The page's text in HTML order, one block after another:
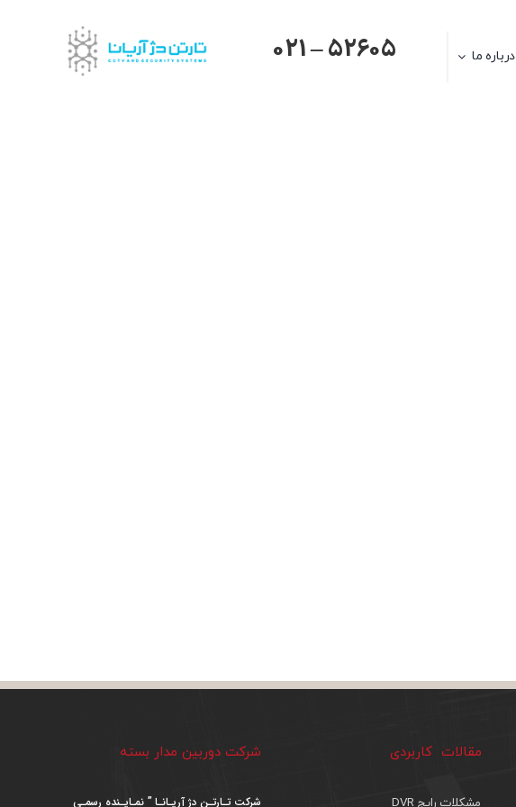
درباره ما 021 – 52605
مقالات کاربردی
مشکلات رایج DVR
شرکت دوربین مدار بسته
شرکت تـارتـن دژ آریـانـا ” نمـایـنده رسمـی